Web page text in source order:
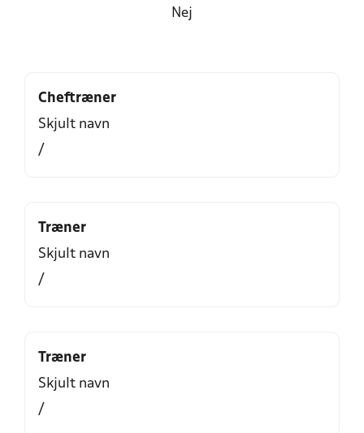
Nej
Cheftræner
Skjult navn
/
Træner
Skjult navn
/
Træner
Skjult navn
/